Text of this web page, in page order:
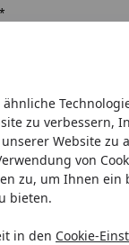
zu verbessern,
Website zu
von
zu, um Ihnen ein
bieten.
in den Cookie-
& Tricks
inkl.
im